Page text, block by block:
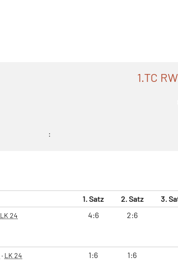
1.TC
:
1. Satz 2. Satz 3.
LK 24
4:6 2:6
· LK 24
1:6 1:6